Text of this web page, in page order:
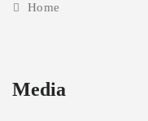
Home
Media